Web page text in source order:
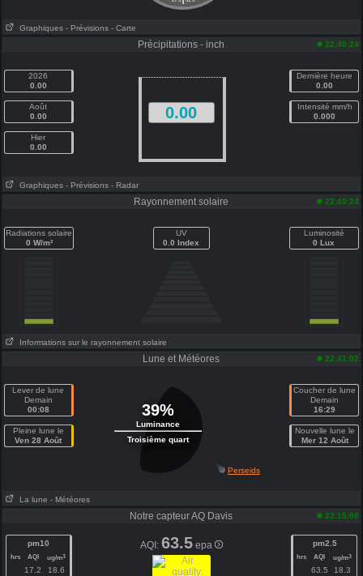
Graphiques - Prévisions - Carte
Précipitations - inch 22:40:24
2026
0.00
Août
0.00
Hier
0.00
0.00
Dernière heure
0.00
Intensité mm/h
0.000
Graphiques - Prévisions - Radar
Rayonnement solaire 22:40:24
Radiations solaire
0 W/m²
UV
0.0 Index
Luminosité
0 Lux
Informations sur le rayonnement solaire
Lune et Météores 22:41:02
Lever de lune
Demain
00:08
Pleine lune le
Ven 28 Août
39%
Luminance
Troisième quart
Coucher de lune
Demain
16:29
Nouvelle lune le
Mer 12 Août
Perseids
La lune - Météores
Notre capteur AQ Davis 22:15:00
pm10
hrs AQI ug/m3
17.2 18.6
AQI: 63.5 epa pm2.5
hrs AQI ug/m3
63.5 18.3